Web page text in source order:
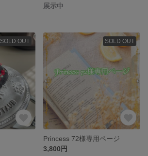
展示中
SOLD OUT SOLD OUT
Princess 72様専用ページ
3,800円